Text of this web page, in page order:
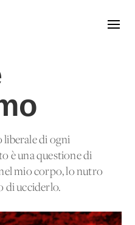
liberale di ogni
è una questione di
mio corpo, lo nutro
di ucciderlo.